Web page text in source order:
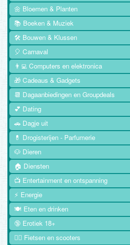
🌼 Bloemen & Planten
📚 Boeken & Muziek
🛠️ Bouwen & Klussen
🎈 Carnaval
👨‍💻 Computers en elektronica
🎁 Cadeaus & Gadgets
📆 Dagaanbiedingen en Groupdeals
💕 Dating
🚗 Dagje uit
💊 Drogisterijen - Parfumerie
🐶 Dieren
🏠 Diensten
📺 Entertainment en ontspanning
⚡ Energie
🍽️ Eten en drinken
🔞 Erotiek 18+
🚴‍♂️ Fietsen en scooters